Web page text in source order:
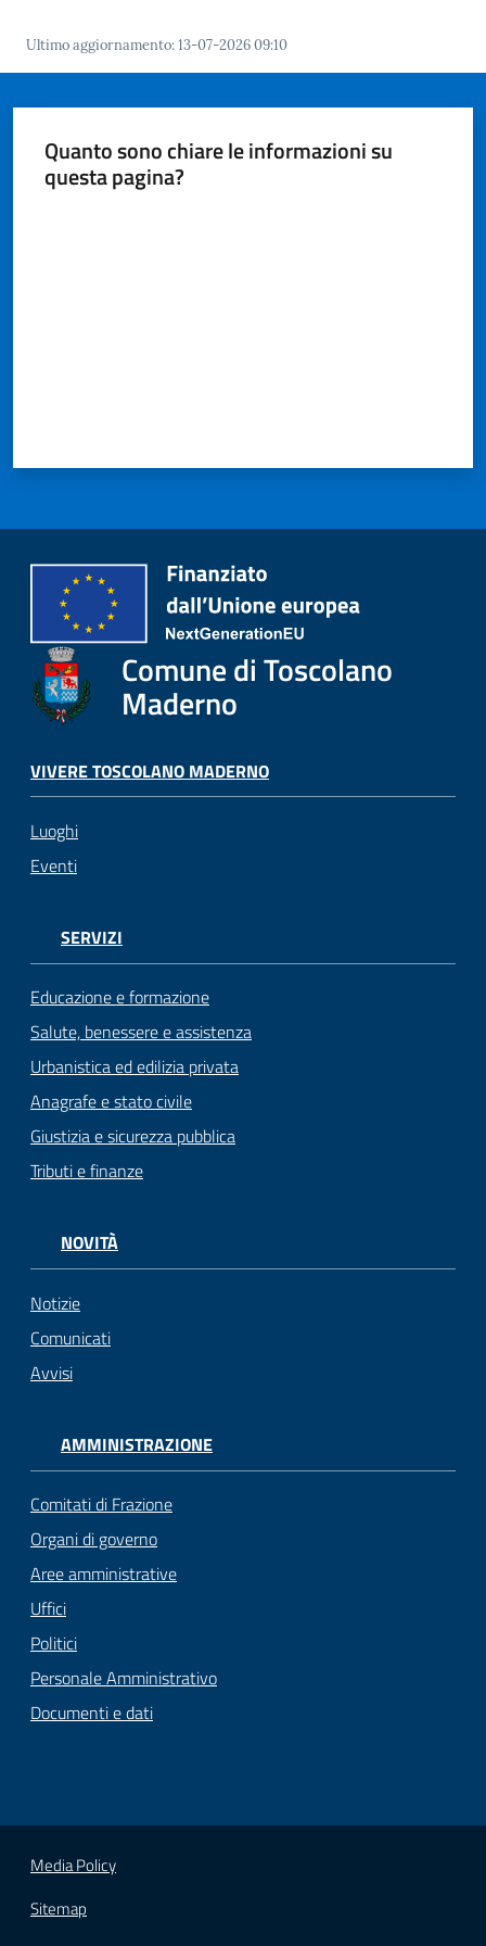
Ultimo aggiornamento:13-07-2026 09:10
Quanto sono chiare le informazioni su
questa pagina?
Comune di Toscolano
Maderno
VIVERE TOSCOLANO MADERNO
Luoghi
Eventi
SERVIZI
Educazione e formazione
Salute, benessere e assistenza
Urbanistica ed edilizia privata
Anagrafe e stato civile
Giustizia e sicurezza pubblica
Tributi e finanze
NOVITÀ
Notizie
Comunicati
Avvisi
AMMINISTRAZIONE
Comitati di Frazione
Organi di governo
Aree amministrative
Uffici
Politici
Personale Amministrativo
Documenti e dati
Media Policy
Sitemap